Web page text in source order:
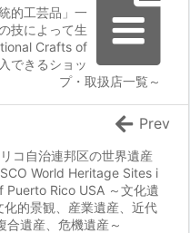
的工芸品」一
技によって生
Crafts of
できるショッ
プ・取扱店一覧～
コ自治連邦区の世界遺産
World Heritage Sites i
Rico USA ～文化遺
的景観、産業遺産、近代
合遺産、危機遺産～
Prev